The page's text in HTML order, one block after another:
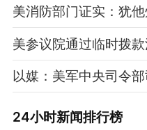
美消防部门证实：犹
美参议院通过临时拨
以媒：美军中央司令
24小时新闻排行榜